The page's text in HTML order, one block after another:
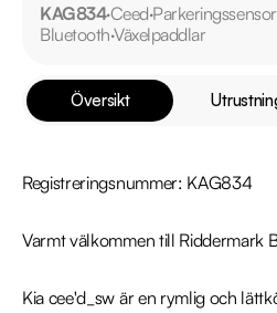
KAG834Ceed
Bluetooth Växelpaddlar
Översikt
Registreringsnummer: KAG834
Varmt välkommen till Riddermark
Kia cee'd_sw är en rymlig och